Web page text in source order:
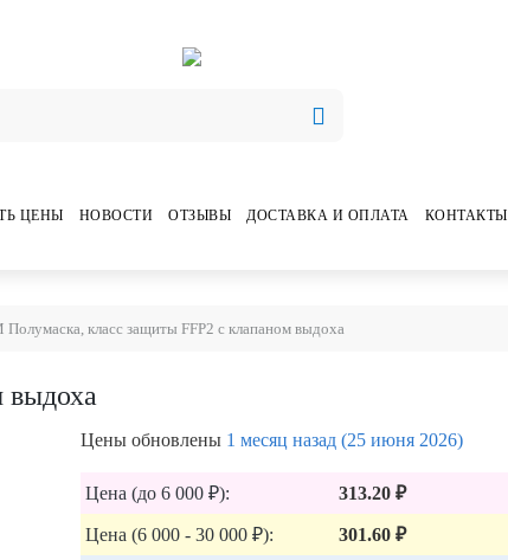
ЦЕНЫ НОВОСТИ ОТЗЫВЫ ДОСТАВКА И ОПЛАТА КОНТАКТЫ
класс защиты FFP2 с клапаном выдоха
выдоха
Цены обновлены 1 месяц назад (25 июня 2026)
Цена (до 6 000 ₽): 313.20 ₽
Цена (6 000 - 30 000 ₽): 301.60 ₽